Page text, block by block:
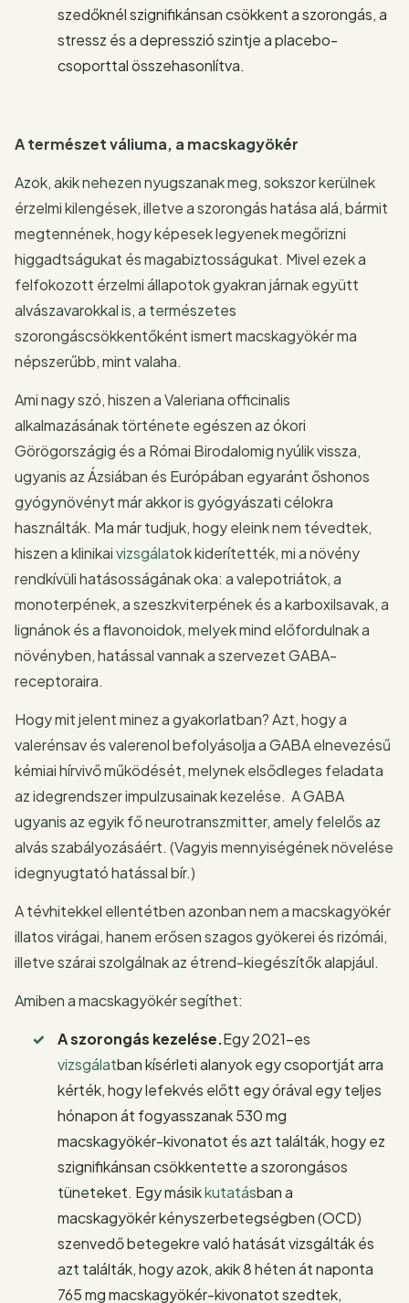
szedőknél szignifikánsan csökkent a szorongás, a
stressz és a depresszió szintje a placebo-
csoporttal összehasonlítva.
A természet váliuma, a macskagyökér
Azok, akik nehezen nyugszanak meg, sokszor kerülnek
érzelmi kilengések, illetve a szorongás hatása alá, bármit
megtennének, hogy képesek legyenek megőrizni
higgadtságukat és magabiztosságukat. Mivel ezek a
felfokozott érzelmi állapotok gyakran járnak együtt
alvászavarokkal is, a természetes
szorongáscsökkentőként ismert macskagyökér ma
népszerűbb, mint valaha.
Ami nagy szó, hiszen a Valeriana officinalis
alkalmazásának története egészen az ókori
Görögországig és a Római Birodalomig nyúlik vissza,
ugyanis az Ázsiában és Európában egyaránt őshonos
gyógynövényt már akkor is gyógyászati célokra
használták. Ma már tudjuk, hogy eleink nem tévedtek,
hiszen a klinikaivizsgálatok kiderítették, mi a növény
rendkívüli hatásosságának oka: a valepotriátok, a
monoterpének, a szeszkviterpének és a karboxilsavak, a
lignánok és a flavonoidok, melyek mind előfordulnak a
növényben, hatással vannak a szervezet GABA-
receptoraira.
Hogy mit jelent minez a gyakorlatban? Azt, hogy a
valerénsav és valerenol befolyásolja a GABA elnevezésű
kémiai hírvivő működését, melynek elsődleges feladata
az idegrendszer impulzusainak kezelése. A GABA
ugyanis az egyik fő neurotranszmitter, amely felelős az
alvás szabályozásáért. (Vagyis mennyiségének növelése
idegnyugtató hatással bír.)
A tévhitekkel ellentétben azonban nem a macskagyökér
illatos virágai, hanem erősen szagos gyökerei és rizómái,
illetve szárai szolgálnak az étrend-kiegészítők alapjául.
Amiben a macskagyökér segíthet:
A szorongás kezelése.Egy 2021-es
vizsgálatban kísérleti alanyok egy csoportját arra
kérték, hogy lefekvés előtt egy órával egy teljes
hónapon át fogyasszanak 530 mg
macskagyökér-kivonatot és azt találták, hogy ez
szignifikánsan csökkentette a szorongásos
tüneteket. Egy másikkutatásban a
macskagyökér kényszerbetegségben (OCD)
szenvedő betegekre való hatását vizsgálták és
azt találták, hogy azok, akik 8 héten át naponta
765 mg macskagyökér-kivonatot szedtek,